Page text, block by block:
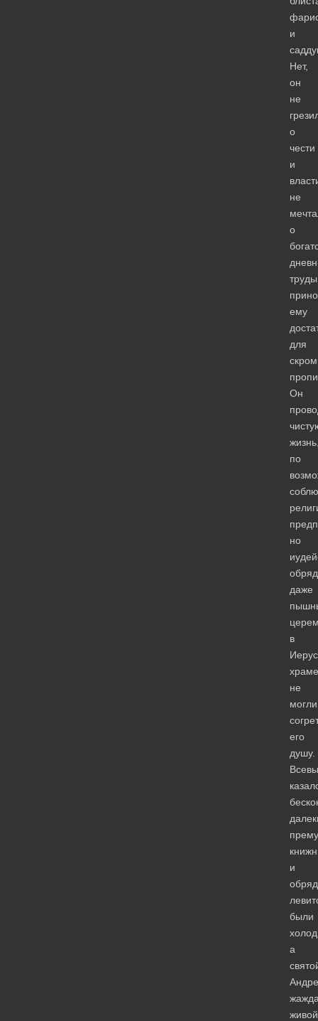
и
Нет,
он
не
о
чести
и
не
о
труды
ему
для
Он
по
но
даже
в
не
могли
его
душу.
и
были
а
живой